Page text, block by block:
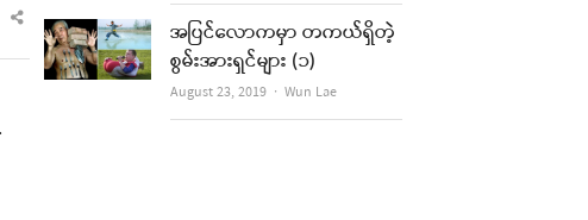
Share
this
post
အပြင်လောကမှာ တကယ်ရှိတဲ့
စွမ်းအားရှင်များ (၁)
August 23, 2019 Author
Wun Lae